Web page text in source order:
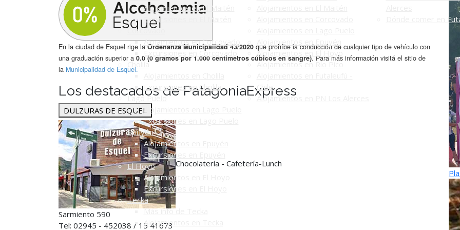
Alojamientos en El Maitén
Excursiones en El Maitén
Corcovado
Alojamientos en Corcovado
Excursiones en Corcovado
Cholila
Excursiones en Cholila
Lago Puelo
Alojamientos en Lago Puelo
Excursiones en Lago Puelo
Epuyén
Alojamientos en Epuyén
Excursiones en Epuyén
El Hoyo
Alojamientos en El Hoyo
Excursiones en El Hoyo
Tecka
Más info de Tecka
Alojamientos en Tecka
Alojamientos en Epuyén
Alojamientos en El Hoyo
Alojamientos en Río Pico
Chile
Alojamientos en PN Los Alerces
Dónde comer en
En la ciudad de Esquel rige la Ordenanza Municipalidad 43/2020 que prohíbe la conducción de cualquier tipo de vehículo con
una graduación superior a 0.0 (0 gramos por 1.000 centímetros cúbicos en sangre). Para más información visitá el sitio de
la Municipalidad de Esquel.
Los destacados de PatagoniaExpress
DULZURAS DE ESQUEL
Chocolatería - Cafetería-Lunch
Sarmiento 590
Tel: 02945 - 452038 / 15 41673